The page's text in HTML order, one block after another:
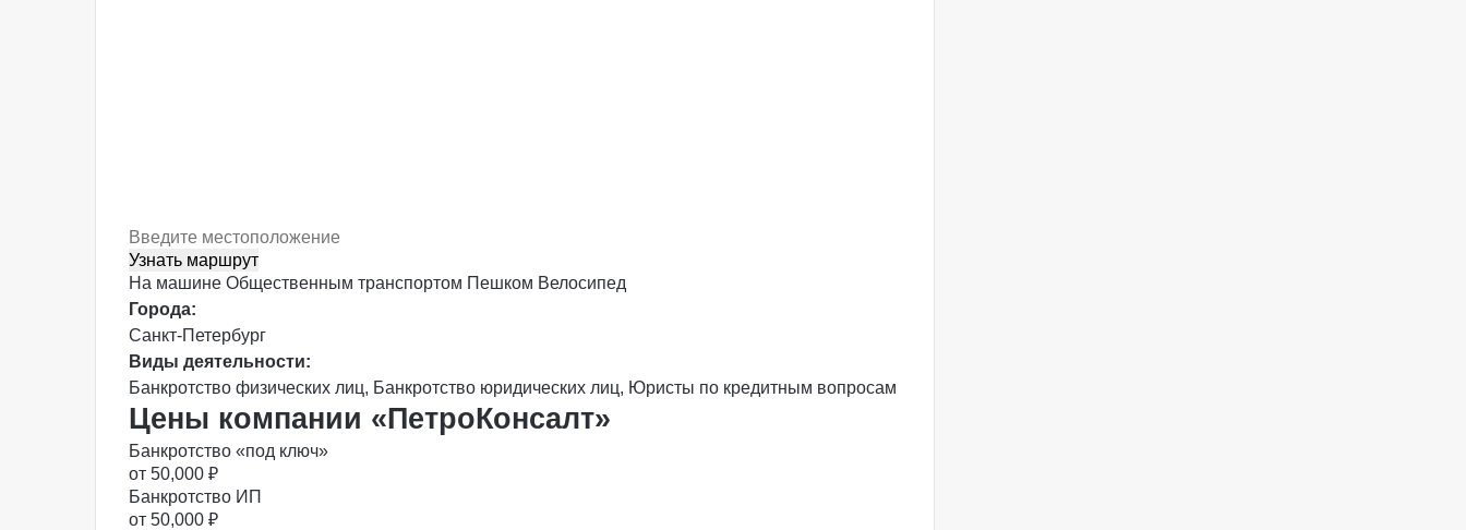
Узнать маршрут
На машине Общественным транспортом Пешком Велосипед
Города:
Санкт-Петербург
Виды деятельности:
Банкротство физических лиц, Банкротство юридических лиц, Юристы по кредитным вопросам
Цены компании «ПетроКонсалт»
Банкротство «под ключ»
от 50,000 ₽
Банкротство ИП
от 50,000 ₽